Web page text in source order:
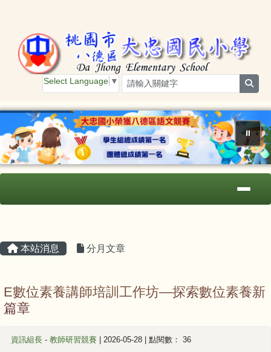
Select Language ▼
⏸
本站消息 分月文章
E數位素養講師培訓工作坊—探索數位素養新
篇章
資訊組長 - 教師研習競賽 | 2026-05-28 | 點閱數： 36